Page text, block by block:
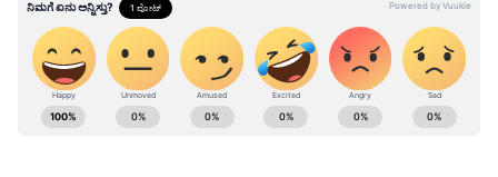
ವಿಠೋಬಾ ದೇವಸ್ಥಾನದಿಂದ (Vithoba Temple) ನಾಲಾ
ರಸ್ತೆವರೆಗಿನ (Nala Road) ಸಂಪೂರ್ಣ ವಿಸ್ತರಣೆಯ
ಮಾರ್ಗದಲ್ಲಿ ವಾಹನ ಸಂಚಾರವನ್ನು ಸಂಪೂರ್ಣವಾಗಿ
ನಿಷೇಧಿಸಲಾಗಿದೆ.
ABOUT THE AUTHOR